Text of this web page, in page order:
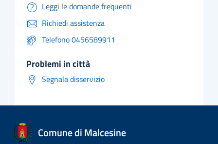
Leggi le domande frequenti
Richiedi assistenza
Telefono 0456589911
problemi in città
Segnala disservizio
Comune di Malcesine